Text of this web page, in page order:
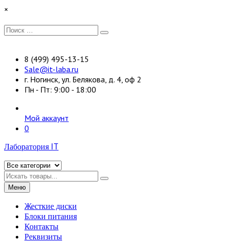
Перейти
содержимому
×
Искать:
Поиск
8 (499) 495-13-15
Sale@it-laba.ru
г. Ногинск, ул. Белякова, д. 4, оф 2
Пн - Пт: 9:00 - 18:00
Мой аккаунт
0
Лаборатория IT
Искать
Меню
Жесткие диски
Блоки питания
Контакты
Реквизиты